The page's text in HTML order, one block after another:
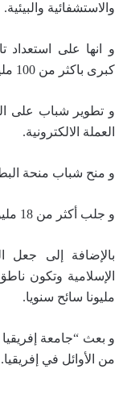
والاستشفائية والبيئية.
و انها على استعداد
كبرى باكثر من 100 مليار دولار.
و تطوير شباب على
العملة الالكترونية.
و منح شباب منحة
و جلب أكثر من 18 مليون سائح سنويا.
بالإضافة إلى جعل
مليونا سائح سنويا.
من الأوائل في إفريقيا.